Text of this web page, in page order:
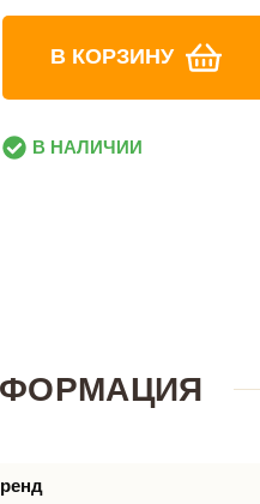
В КОРЗИНУ
В НАЛИЧИИ